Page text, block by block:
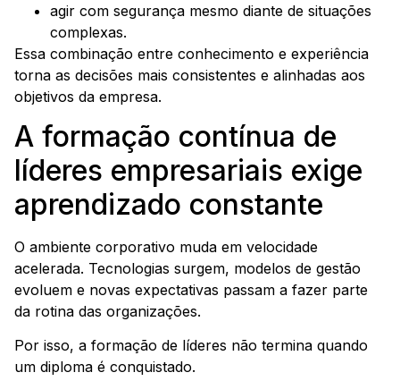
agir com segurança mesmo diante de situações
complexas.
Essa combinação entre conhecimento e experiência
torna as decisões mais consistentes e alinhadas aos
objetivos da empresa.
A formação contínua de
líderes empresariais exige
aprendizado constante
O ambiente corporativo muda em velocidade
acelerada. Tecnologias surgem, modelos de gestão
evoluem e novas expectativas passam a fazer parte
da rotina das organizações.
Por isso, a formação de líderes não termina quando
um diploma é conquistado.